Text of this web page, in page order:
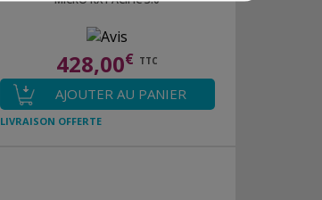
428,00€ TTC
AJOUTER AU PANIER
LIVRAISON OFFERTE